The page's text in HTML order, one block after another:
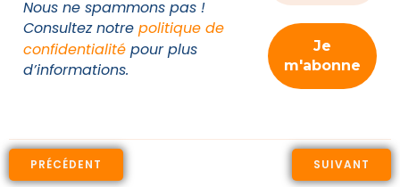
Nous ne spammons pas !
Consultez notre politique de
confidentialité pour plus
d’informations.
PRÉCÉDENT SUIVANT